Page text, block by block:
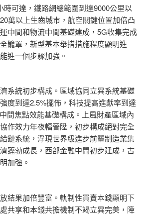
時可達，鐵路網總範圍到達9000公里以
萬以上生齒城市，航空關鍵位置加倍凸
中間和物流中間基礎建成，5G收集完成
籠罩，新型基本舉措措施程度顯明進
進一個步驟加強。
統初步構成。區域協同立異系統基礎
度到達2.5%擺佈，科技提高進獻率到達
間焦點效能基礎構成。上風財產區域內
作效力年夜幅晉陞，初步構成絕對完全
鏈系統，浮現世界級進步前輩制造業集
蓬勃成長，西部金融中間初步建成，古
加強。
果加倍豐富。軌制性買賣本錢顯明下
共享和本錢共擔機制不竭立異完美，障